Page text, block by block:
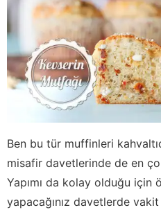
Ben bu tür muffinleri
misafir davetlerinde de en
Yapımı da kolay olduğu için
yapacağınız davetlerde vakit